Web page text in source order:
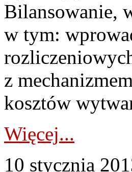
Bilansowanie,
w tym:
z
kosztów
Więcej...
10 stycznia